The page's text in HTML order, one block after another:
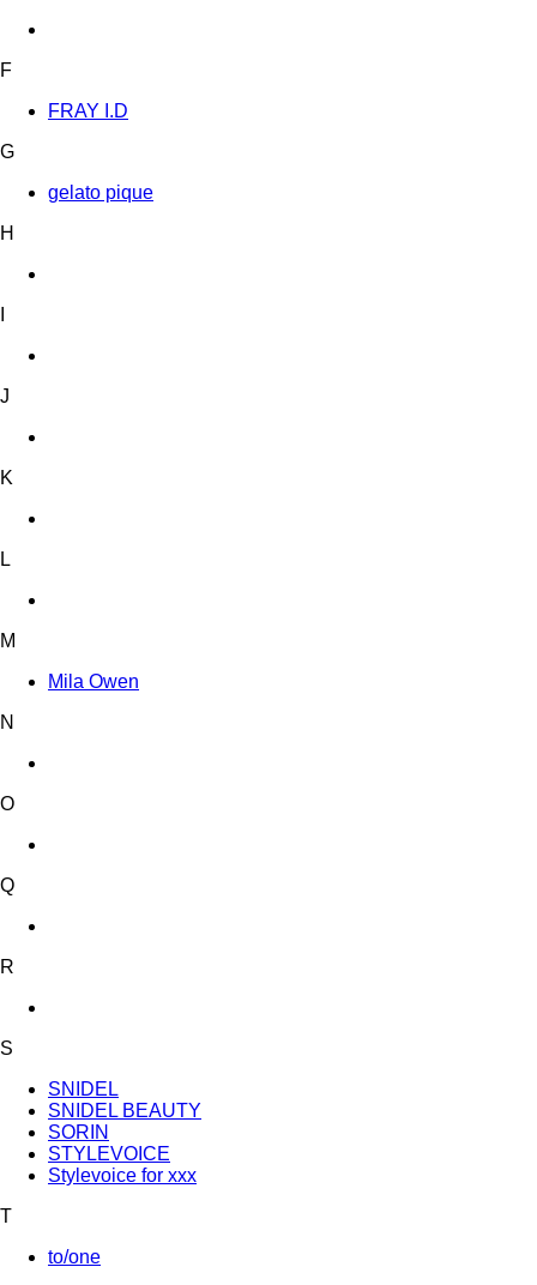
F
FRAY I.D
G
gelato pique
H
J
K
L
M
Mila Owen
N
O
Q
R
S
SNIDEL
SNIDEL BEAUTY
SORIN
STYLEVOICE
Stylevoice for xxx
T
to/one